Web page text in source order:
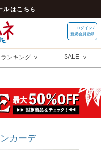
ルはこちら
ログイン /
新規会員登録
ランキング SALE
カーデ